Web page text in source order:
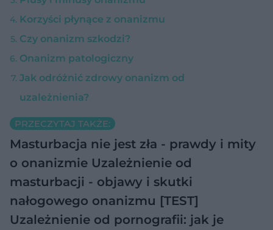
Korzyści płynące z onanizmu
Czy onanizm szkodzi?
Onanizm patologiczny
Jak odróżnić zdrowy onanizm od
uzależnienia?
PRZECZYTAJ TAKŻE:
Masturbacja nie jest zła - prawdy i mity
o onanizmie Uzależnienie od
masturbacji - objawy i skutki
nałogowego onanizmu [TEST]
Uzależnienie od pornografii: jak je